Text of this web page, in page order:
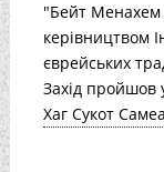
"Бейт Менахем
керівництвом
єврейських
Захід пройшов
Хаг Сукот